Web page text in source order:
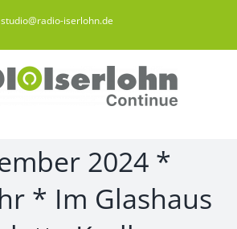
studio@radio-iserlohn.de
2024 *
* Im Glashaus